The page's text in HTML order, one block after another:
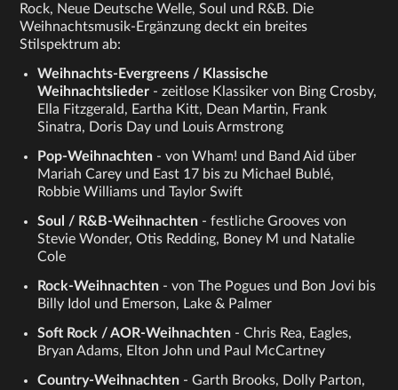
Rock, Neue Deutsche Welle, Soul und R&B. Die
Weihnachtsmusik-Ergänzung deckt ein breites
Stilspektrum ab:
Weihnachts-Evergreens / Klassische
Weihnachtslieder - zeitlose Klassiker von Bing Crosby,
Ella Fitzgerald, Eartha Kitt, Dean Martin, Frank
Sinatra, Doris Day und Louis Armstrong
Pop-Weihnachten - von Wham! und Band Aid über
Mariah Carey und East 17 bis zu Michael Bublé,
Robbie Williams und Taylor Swift
Soul / R&B-Weihnachten - festliche Grooves von
Stevie Wonder, Otis Redding, Boney M und Natalie
Cole
Rock-Weihnachten - von The Pogues und Bon Jovi bis
Billy Idol und Emerson, Lake & Palmer
Soft Rock / AOR-Weihnachten - Chris Rea, Eagles,
Bryan Adams, Elton John und Paul McCartney
Country-Weihnachten - Garth Brooks, Dolly Parton,